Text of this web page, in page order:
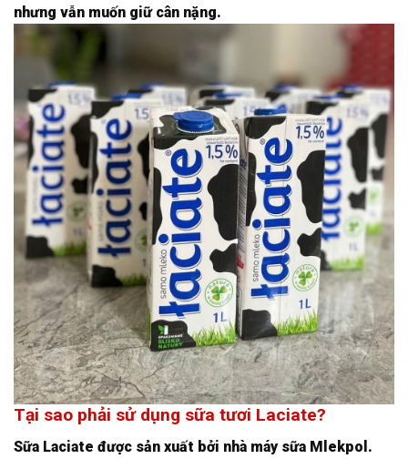
nhưng vẫn muốn giữ cân nặng.
Tại sao phải sử dụng sữa tươi Laciate?
Sữa Laciate được sản xuất bởi nhà máy sữa Mlekpol.